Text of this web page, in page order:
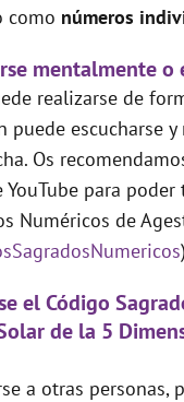
como números
mentalmente o
realizarse de
puede escucharse
Os
para
Numéricos de
)
el Código
de la 5
a otras personas,